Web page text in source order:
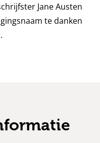
Jane Austen
te danken